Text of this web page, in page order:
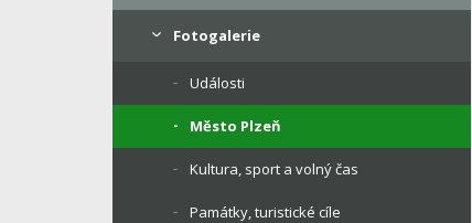
Fotogalerie
Události
Město Plzeň
Kultura, sport a volný čas
Památky, turistické cíle